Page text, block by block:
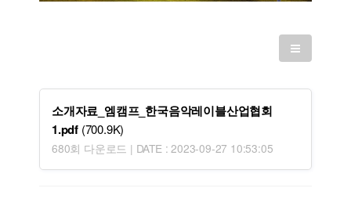
소개자료_엠캠프_한국음악레이블산업협회
1.pdf (700.9K)
680회 다운로드 | DATE : 2023-09-27 10:53:05